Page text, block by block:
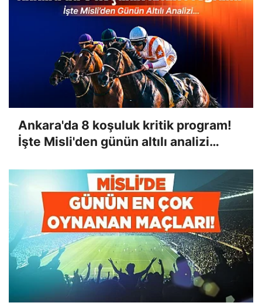
Ankara'da 8 koşuluk kritik program!
İşte Misli'den günün altılı analizi…